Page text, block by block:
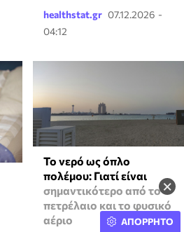
×
healthstat.gr 07.12.2026 -
04:12
Το νερό ως όπλο
πολέμου: Γιατί είναι
σημαντικότερο από το
πετρέλαιο και το φυσικό
αέριο
ΑΠΟΡΡΗΤΟ